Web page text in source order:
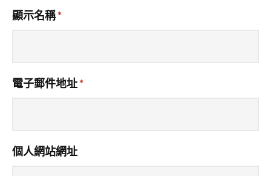
顯示名稱*
電子郵件地址*
個人網站網址